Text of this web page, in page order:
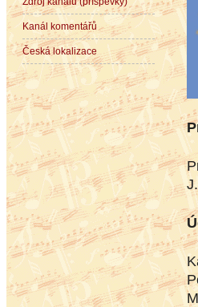
Kanál komentářů
Česká lokalizace